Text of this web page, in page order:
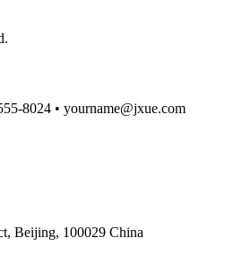
8024 • yourname@jxue.com
100029 China